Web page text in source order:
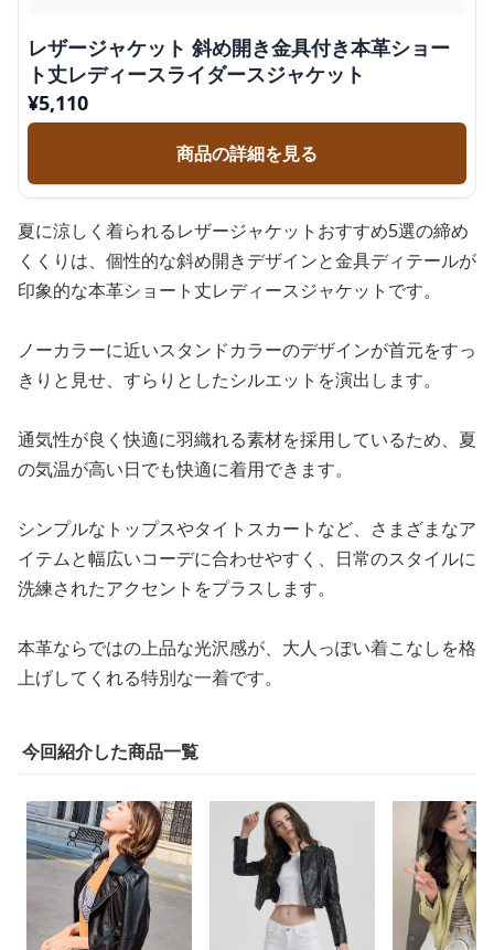
レザージャケット 斜め開き金具付き本革ショー
ト丈レディースライダースジャケット
¥5,110
商品の詳細を見る
夏に涼しく着られるレザージャケットおすすめ5選の締め
くくりは、個性的な斜め開きデザインと金具ディテールが
印象的な本革ショート丈レディースジャケットです。
ノーカラーに近いスタンドカラーのデザインが首元をすっ
きりと見せ、すらりとしたシルエットを演出します。
通気性が良く快適に羽織れる素材を採用しているため、夏
の気温が高い日でも快適に着用できます。
シンプルなトップスやタイトスカートなど、さまざまなア
イテムと幅広いコーデに合わせやすく、日常のスタイルに
洗練されたアクセントをプラスします。
本革ならではの上品な光沢感が、大人っぽい着こなしを格
上げしてくれる特別な一着です。
今回紹介した商品一覧